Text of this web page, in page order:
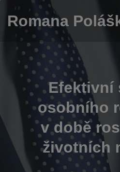
Romana
Efektivní
osobního
v době
životních